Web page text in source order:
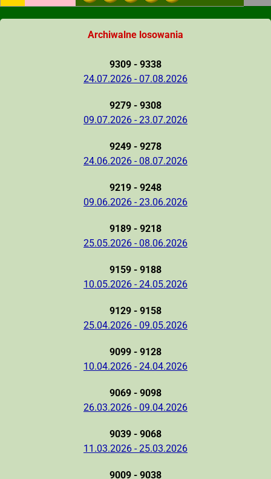
Archiwalne losowania
9309 - 9338
24.07.2026 - 07.08.2026
9279 - 9308
09.07.2026 - 23.07.2026
9249 - 9278
24.06.2026 - 08.07.2026
9219 - 9248
09.06.2026 - 23.06.2026
9189 - 9218
25.05.2026 - 08.06.2026
9159 - 9188
10.05.2026 - 24.05.2026
9129 - 9158
25.04.2026 - 09.05.2026
9099 - 9128
10.04.2026 - 24.04.2026
9069 - 9098
26.03.2026 - 09.04.2026
9039 - 9068
11.03.2026 - 25.03.2026
9009 - 9038